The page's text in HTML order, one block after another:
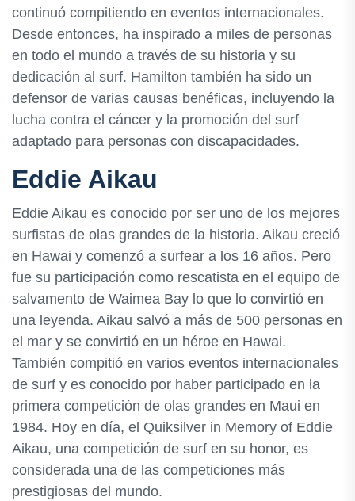
continuó compitiendo en eventos internacionales.
Desde entonces, ha inspirado a miles de personas
en todo el mundo a través de su historia y su
dedicación al surf. Hamilton también ha sido un
defensor de varias causas benéficas, incluyendo la
lucha contra el cáncer y la promoción del surf
adaptado para personas con discapacidades.
Eddie Aikau
Eddie Aikau es conocido por ser uno de los mejores
surfistas de olas grandes de la historia. Aikau creció
en Hawai y comenzó a surfear a los 16 años. Pero
fue su participación como rescatista en el equipo de
salvamento de Waimea Bay lo que lo convirtió en
una leyenda. Aikau salvó a más de 500 personas en
el mar y se convirtió en un héroe en Hawai.
También compitió en varios eventos internacionales
de surf y es conocido por haber participado en la
primera competición de olas grandes en Maui en
1984. Hoy en día, el Quiksilver in Memory of Eddie
Aikau, una competición de surf en su honor, es
considerada una de las competiciones más
prestigiosas del mundo.